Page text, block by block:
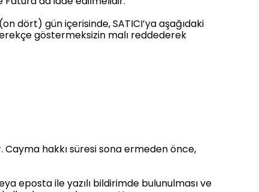
dört) gün içerisinde, SATICI’ya aşağıdaki
göstermeksizin malı reddederek
Cayma hakkı süresi sona ermeden önce,
eposta ile yazılı bildirimde bulunulması ve